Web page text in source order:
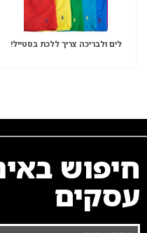
לים ולבריכה צריך ללכת בסטייל!
חיפוש
עסקים